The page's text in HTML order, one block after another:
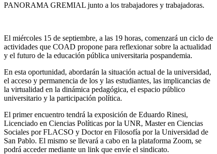
PANORAMA GREMIAL junto a los trabajadores y trabajadoras.
El miércoles 15 de septiembre, a las 19 horas, comenzará un ciclo de
actividades que COAD propone para reflexionar sobre la actualidad
y el futuro de la educación pública universitaria pospandemia.
En esta oportunidad, abordarán la situación actual de la universidad,
el acceso y permanencia de los y las estudiantes, las implicancias de
la virtualidad en la dinámica pedagógica, el espacio público
universitario y la participación política.
El primer encuentro tendrá la exposición de Eduardo Rinesi,
Licenciado en Ciencias Políticas por la UNR, Master en Ciencias
Sociales por FLACSO y Doctor en Filosofía por la Universidad de
San Pablo. El mismo se llevará a cabo en la plataforma Zoom, se
podrá acceder mediante un link que envíe el sindicato.